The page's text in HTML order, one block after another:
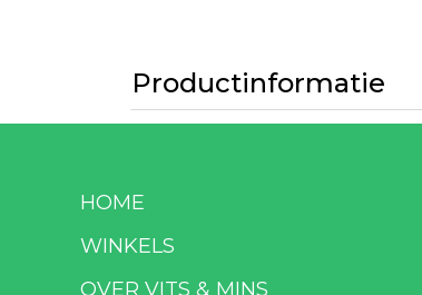
Productinformatie
HOME
WINKELS
OVER VITS & MINS